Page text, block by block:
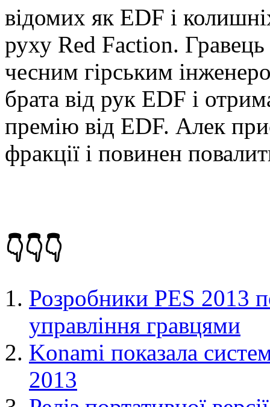
відомих як EDF і
руху Red Faction.
чесним гірським
брата від рук EDF і
премію від EDF. Алек
фракції і повинен
👇👇👇
Розробники PES 2013
управління гравцями
Konami показала
2013